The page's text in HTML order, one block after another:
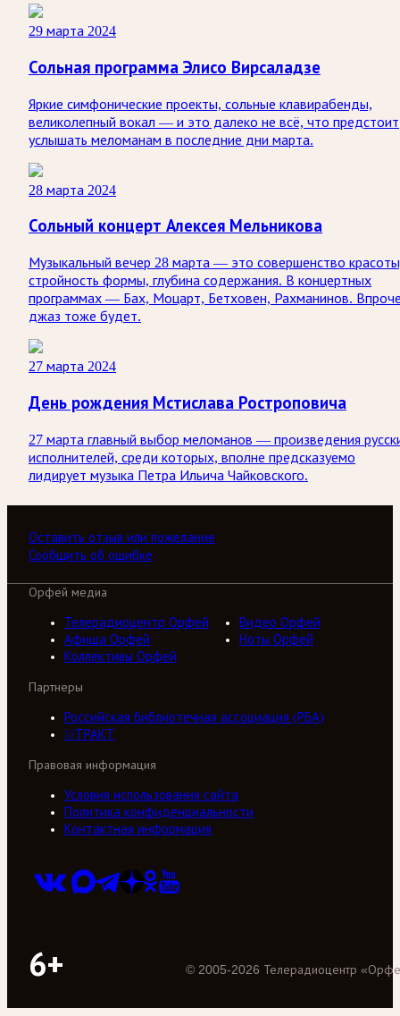
29 марта 2024
Сольная программа Элисо Вирсаладзе
Яркие симфонические проекты, сольные клавирабенды,
великолепный вокал — и это далеко не всё, что предстоит
услышать меломанам в последние дни марта.
28 марта 2024
Сольный концерт Алексея Мельникова
Музыкальный вечер 28 марта — это совершенство
стройность формы, глубина содержания. В концертных
программах — Бах, Моцарт, Бетховен, Рахманинов.
джаз тоже будет.
27 марта 2024
День рождения Мстислава Ростроповича
27 марта главный выбор меломанов — произведения
исполнителей, среди которых, вполне предсказуемо
лидирует музыка Петра Ильича Чайковского.
Оставить отзыв или пожелание
Сообщить об ошибке
Орфей медиа
Телерадиоцентр Орфей
Видео Орфей
Афиша Орфей
Ноты Орфей
Коллективы Орфей
Партнеры
Российская библиотечная ассоциация (РБА)
///ТРАКТ
Правовая информация
Условия использования сайта
Политика конфиденциальности
Контактная информация
6+ © 2005-2026 Телерадиоцентр